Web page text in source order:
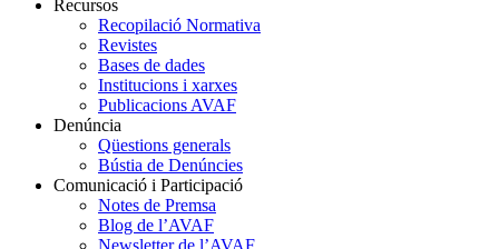
Recursos
Recopilació Normativa
Revistes
Bases de dades
Institucions i xarxes
Publicacions AVAF
Denúncia
Qüestions generals
Bústia de Denúncies
Comunicació i Participació
Notes de Premsa
Blog de l’AVAF
Newsletter de l’AVAF